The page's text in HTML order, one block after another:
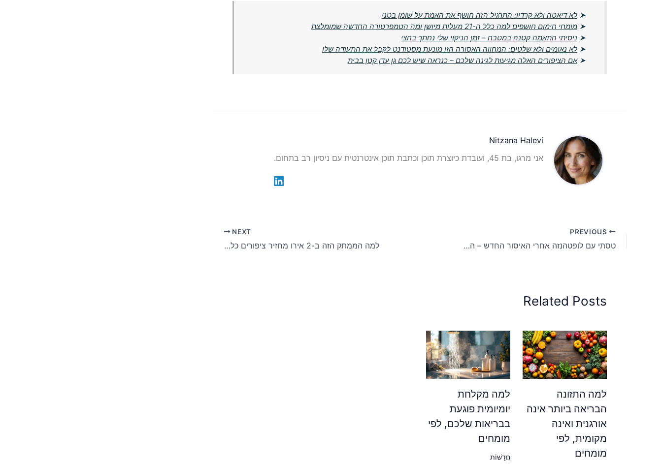
➤לא דיאטה ולא קרדיו: התרגיל הזה חושף את האמת על שומן בטני
➤מומחי חימום חושפים למה כלל ה-21 מעלות מיושן ומה הטמפרטורה החדשה שמומלצת
➤ ניסיתי התאמה קטנה במטבח – זמן הניקוי שלי נחתך בחצי
➤לא נאומים ולא שלטים: המחווה האסורה הזו מונעת מסטודנט לקבל את התעודה שלו
➤אם הציפורים האלה מגיעות לגינה שלכם – כנראה שיש לכם גן עדן קטן בבית
Nitzana Halevi
אני מרגו, בת 45, ועובדת כיוצרת תוכן וכתבת תוכן אינטרנטית עם ניסיון רב בתחום.
טסתי עם לופטהנזה אחרי האיסור החדש – האווירה על הסיפון השתנתה לגמרי
NEXT
למה הממתק הזה ב-2 אירו מחזיר ציפורים כל בוקר
Related Posts
למה התזונה
הבריאה ביותר אינה
אורגנית ואינה
מקומית, לפי
מומחים
למה מקלחת
יומיומית פוגעת
בבריאות שלכם, לפי
מומחים
חֲדָשׁוֹת